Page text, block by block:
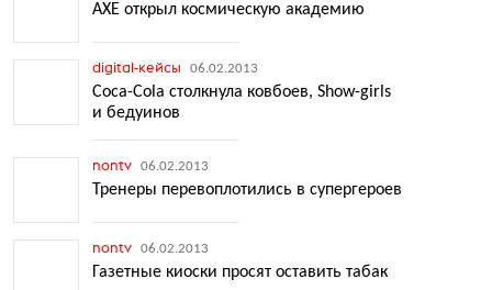
AXE открыл космическую академию
digital-кейсы 06.02.2013
Coca-Cola столкнула ковбоев, Show-girls
и бедуинов
nontv 06.02.2013
Тренеры перевоплотились в супергероев
nontv 06.02.2013
Газетные киоски просят оставить табак